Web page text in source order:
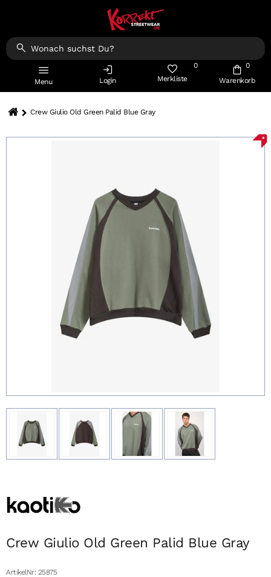
Menu Login Merkliste
0
Warenkorb
0
Crew Giulio Old Green Palid Blue Gray
Crew Giulio Old Green Palid Blue Gray
ArtikelNr: 25875